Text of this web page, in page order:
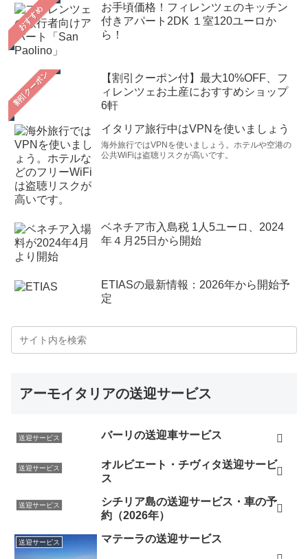
おすすめ
お手頃価格！フィレンツェのキッチン
付きアパート2DK １室120ユーロか
ら！
【割引クーポン付】最大10%OFF、フ
ィレンツェお土産におすすめショップ
6軒
イタリア旅行中はVPNを使いましょう
海外旅行ではVPNを使いましょう。ホテルや空港の
公共WiFiは盗聴リスクが高いです。
ベネチア市入島税 1人5ユーロ、2024
年４月25日から開始
ETIASの最新情報：2026年から開始予
定
アーモイタリアの送迎サービス
送迎サービス バーリの送迎車サービス
送迎サービス
オルビエート・チヴィタ送迎サービ
ス
送迎サービス
シチリア島の送迎サービス・車の予
約（2026年）
送迎サービス マテーラの送迎サービス